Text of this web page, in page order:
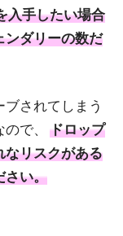
入手したい場合
ンダリーの数だ
されてしまう
で、
ドロップ
なリスクがある
さい。